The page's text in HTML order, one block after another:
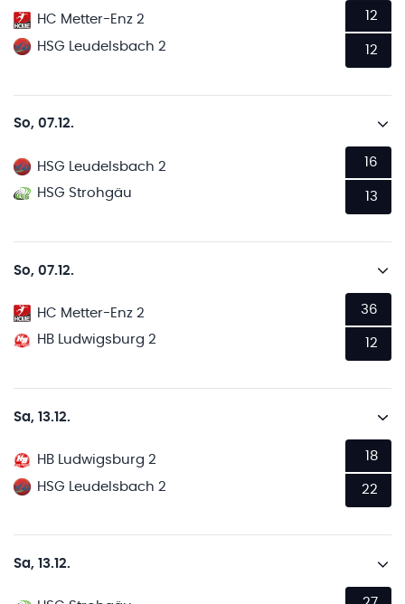
HC Metter-Enz 2
HSG Leudelsbach 2
12
12
So, 07.12.
HSG Leudelsbach 2
HSG Strohgäu
16
13
So, 07.12.
HC Metter-Enz 2
HB Ludwigsburg 2
36
12
Sa, 13.12.
HB Ludwigsburg 2
HSG Leudelsbach 2
18
22
Sa, 13.12.